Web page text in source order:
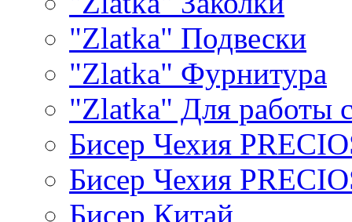
"Zlatka" Подвески
"Zlatka" Фурнитура
"Zlatka" Для работы
Бисер Чехия
Бисер Чехия
Бисер Китай